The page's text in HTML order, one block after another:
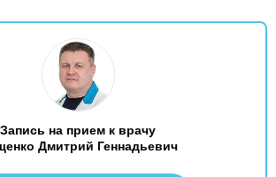
Запись на прием к врачу
Дмитрий Геннадьевич